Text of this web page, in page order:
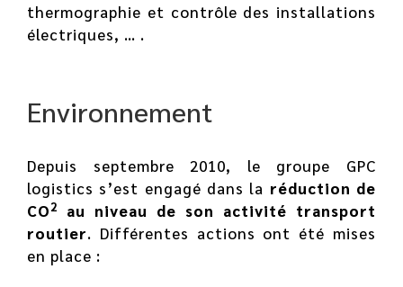
thermographie et contrôle des installations
électriques, … .
Environnement
Depuis septembre 2010, le groupe GPC
logistics s’est engagé dans la réduction de
CO2
au niveau de son activité transport
routier. Différentes actions ont été mises
en place :